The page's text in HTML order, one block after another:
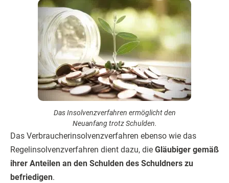
Das Insolvenzverfahren ermöglicht den
Neuanfang trotz Schulden.
Das Verbraucherinsolvenzverfahren ebenso wie das
Regelinsolvenzverfahren dient dazu, die Gläubiger gemäß
ihrer Anteilen an den Schulden des Schuldners zu
befriedigen.